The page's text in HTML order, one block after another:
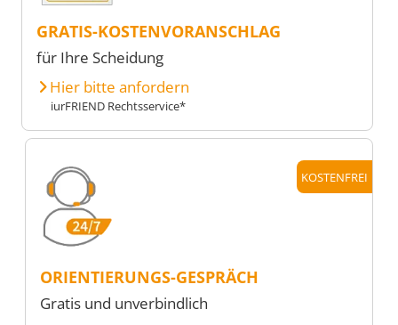
GRATIS-KOSTENVORANSCHLAG
für Ihre Scheidung
Hier bitte anfordern
iurFRIEND Rechtsservice*
KOSTENFREI
ORIENTIERUNGS-GESPRÄCH
Gratis und unverbindlich